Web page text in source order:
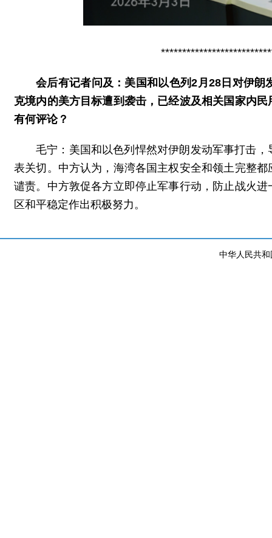
会后有记者问及：美国和以色列2月28日对伊
克境内的美方目标遭到袭击，已经波及相关国家内
有何评论？
毛宁：美国和以色列悍然对伊朗发动军事打击
表关切。中方认为，海湾各国主权安全和领土完整
谴责。中方敦促各方立即停止军事行动，防止战火
区和平稳定作出积极努力。
中华人民共